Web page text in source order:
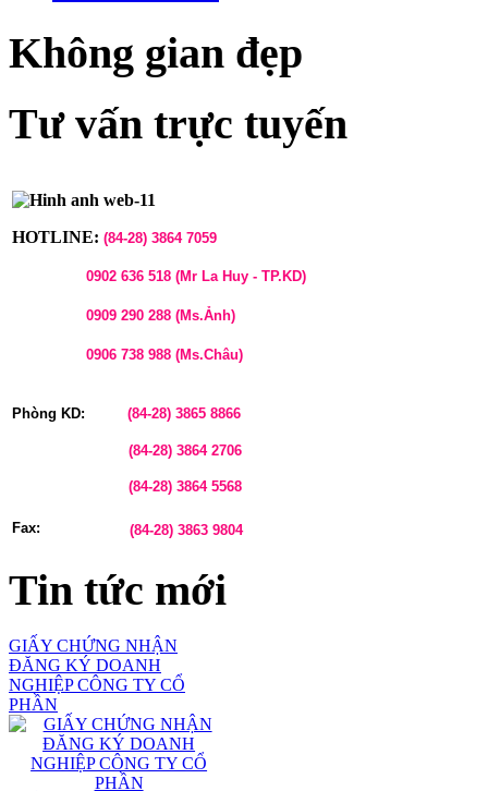
Không gian đẹp
Tư vấn trực tuyến
HOTLINE: (84-28) 3864 7059
0902 636 518 (Mr La Huy - TP.KD)
0909 290 288 (Ms.Ảnh)
0906 738 988 (Ms.Châu)
Phòng KD: (84-28) 3865 8866
(84-28) 3864 2706
(84-28) 3864 5568
Fax: (84-28) 3863 9804
Tin tức mới
GIẤY CHỨNG NHẬN
ĐĂNG KÝ DOANH
NGHIỆP CÔNG TY CỔ
PHẦN